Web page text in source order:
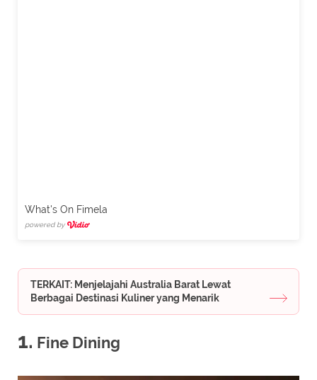
What's On Fimela
powered by
TERKAIT: Menjelajahi Australia Barat Lewat
Berbagai Destinasi Kuliner yang Menarik
1. Fine Dining